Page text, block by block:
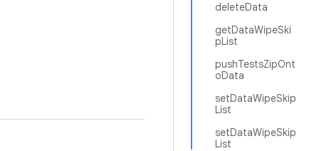
deleteData
getDataWipeSki
pList
pushTestsZipOnt
oData
setDataWipeSkip
List
setDataWipeSkip
List